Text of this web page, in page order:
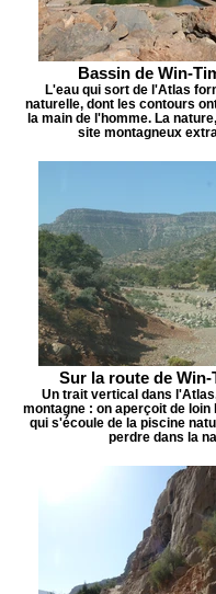
Bassin de Win-
L'eau qui sort de l'Atlas
naturelle, dont les contours
la main de l'homme. La
site montagneux
Sur la route de
Un trait vertical dans
montagne : on aperçoit de loin
qui s'écoule de la piscine
perdre dans la